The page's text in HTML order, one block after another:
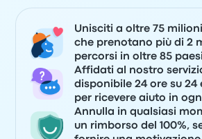
Unisciti a oltre 75
che prenotano più di 2
percorsi in oltre 85
Affidati al nostro
disponibile 24 ore su 24
per ricevere aiuto in
Annulla in qualsiasi
un rimborso del 100%,